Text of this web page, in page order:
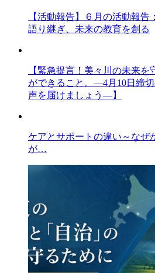
【活動報告】６月の活動報
語り継ぎ、未来の教育を創る
【緊急提言！美々川の未来
ができること。―4月10日締
声を届けましょう―】
ケアとサポートの違い～なぜ
が…